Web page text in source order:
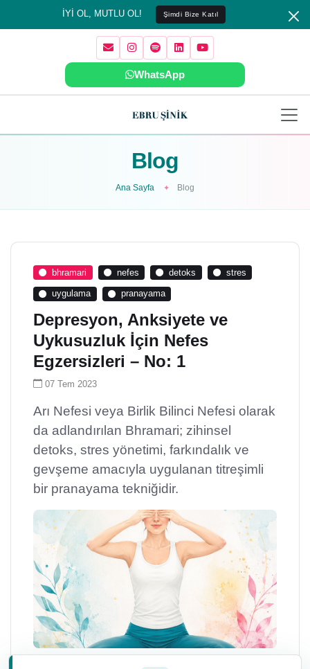
İYİ OL, MUTLU OL! Şimdi Bize Katıl
WhatsApp
Blog
Ana Sayfa Blog
bhramari nefes detoks stres
uygulama pranayama
Depresyon, Anksiyete ve
Uykusuzluk İçin Nefes
Egzersizleri – No: 1
07 Tem 2023
Arı Nefesi veya Birlik Bilinci Nefesi olarak
da adlandırılan Bhramari; zihinsel
detoks, stres yönetimi, farkındalık ve
gevşeme amacıyla uygulanan titreşimli
bir pranayama tekniğidir.